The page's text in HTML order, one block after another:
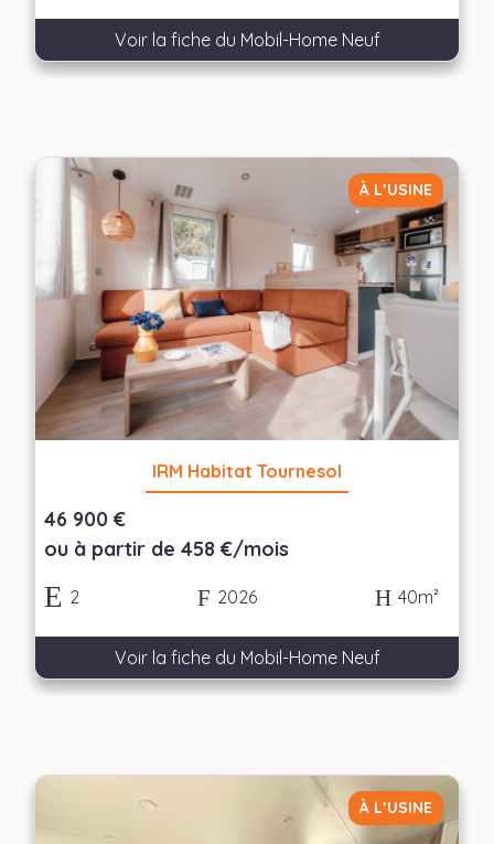
Voir la fiche du Mobil-Home Neuf
À L’USINE
IRM Habitat Tournesol
46 900 €
ou à partir de 458 €/mois
2 2026 40m²
Voir la fiche du Mobil-Home Neuf
À L’USINE